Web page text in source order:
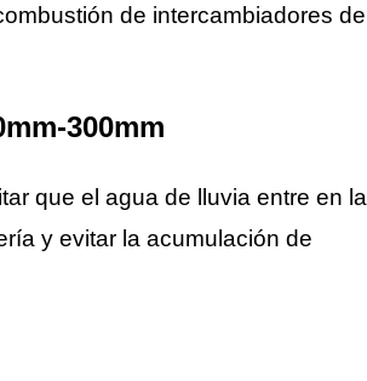
de intercambiadores de
300mm
que el agua de lluvia entre en la
y evitar la acumulación de